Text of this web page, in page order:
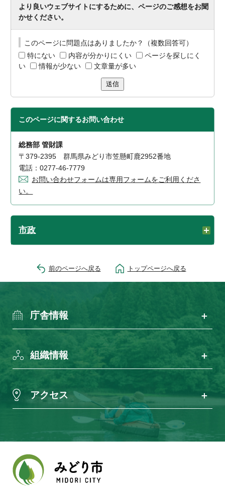
より良いウェブサイトにするために、ページのご感想をお聞
かせください。
このページに問題点はありましたか？（複数回答可）
特にない
内容が分かりにくい
ページを探しにく
い
情報が少ない 文章量が多い
送信
このページに関するお問い合わせ
総務部 管財課
〒379-2395 群馬県みどり市笠懸町鹿2952番地
電話：0277-46-7779
お問い合わせフォームは専用フォームをご利用くださ
い。
市政
前のページへ戻る トップページへ戻る
庁舎情報
組織情報
アクセス